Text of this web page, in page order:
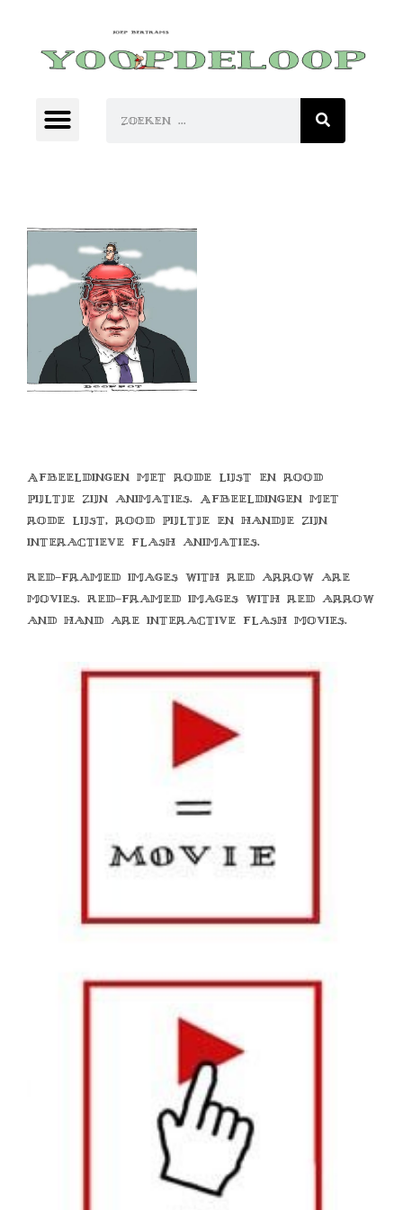
Afbeeldingen met rode lijst en rood
pijltje zijn animaties. Afbeeldingen met
rode lijst, rood pijltje en handje zijn
interactieve flash animaties.
Red-framed images with red arrow are
movies. Red-framed images with red arrow
and hand are interactive flash movies.